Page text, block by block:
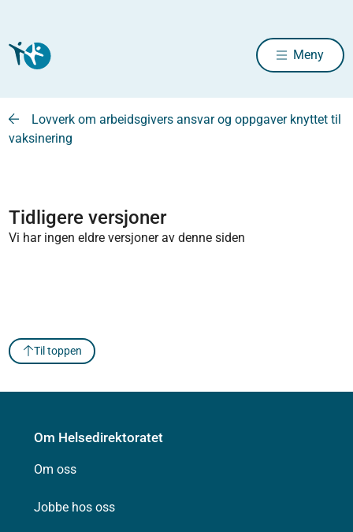
Meny
Lovverk om arbeidsgivers ansvar og oppgaver knyttet til
vaksinering
Tidligere versjoner
Vi har ingen eldre versjoner av denne siden
Til toppen
Om Helsedirektoratet
Om oss
Jobbe hos oss